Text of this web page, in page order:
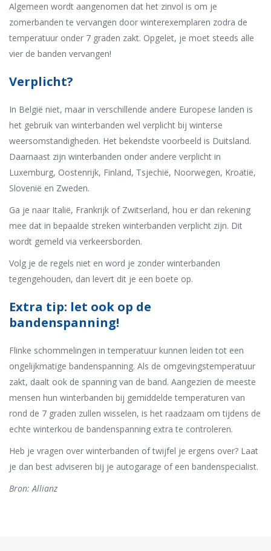
Algemeen wordt aangenomen dat het zinvol is om je
zomerbanden te vervangen door winterexemplaren zodra de
temperatuur onder 7 graden zakt. Opgelet, je moet steeds alle
vier de banden vervangen!
Verplicht?
In België niet, maar in verschillende andere Europese landen is
het gebruik van winterbanden wel verplicht bij winterse
weersomstandigheden. Het bekendste voorbeeld is Duitsland.
Daarnaast zijn winterbanden onder andere verplicht in
Luxemburg, Oostenrijk, Finland, Tsjechië, Noorwegen, Kroatië,
Slovenië en Zweden.
Ga je naar Italië, Frankrijk of Zwitserland, hou er dan rekening
mee dat in bepaalde streken winterbanden verplicht zijn. Dit
wordt gemeld via verkeersborden.
Volg je de regels niet en word je zonder winterbanden
tegengehouden, dan levert dit je een boete op.
Extra tip: let ook op de
bandenspanning!
Flinke schommelingen in temperatuur kunnen leiden tot een
ongelijkmatige bandenspanning. Als de omgevingstemperatuur
zakt, daalt ook de spanning van de band. Aangezien de meeste
mensen hun winterbanden bij gemiddelde temperaturen van
rond de 7 graden zullen wisselen, is het raadzaam om tijdens de
echte winterkou de bandenspanning extra te controleren.
Heb je vragen over winterbanden of twijfel je ergens over? Laat
je dan best adviseren bij je autogarage of een bandenspecialist.
Bron: Allianz